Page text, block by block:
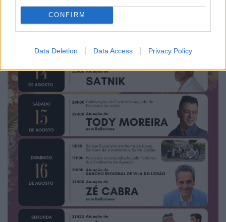
CONFIRM
Data Deletion Data Access Privacy Policy